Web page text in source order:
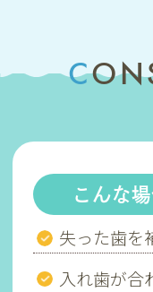
こんな
失った歯を
入れ歯が合